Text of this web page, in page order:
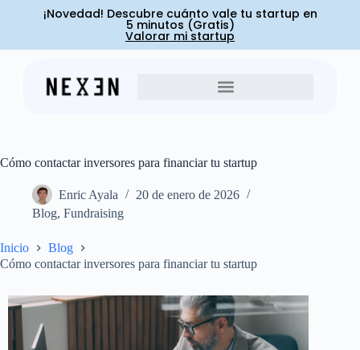
¡Novedad! Descubre cuánto vale tu startup en
5 minutos (Gratis)
Valorar mi startup
Cómo contactar inversores para financiar tu startup
Enric Ayala
20 de enero de 2026
Blog, Fundraising
Inicio
Blog
Cómo contactar inversores para financiar tu startup